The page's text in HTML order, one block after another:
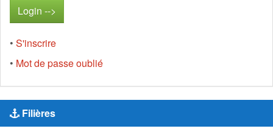
• S'inscrire
• Mot de passe oublié
Filières